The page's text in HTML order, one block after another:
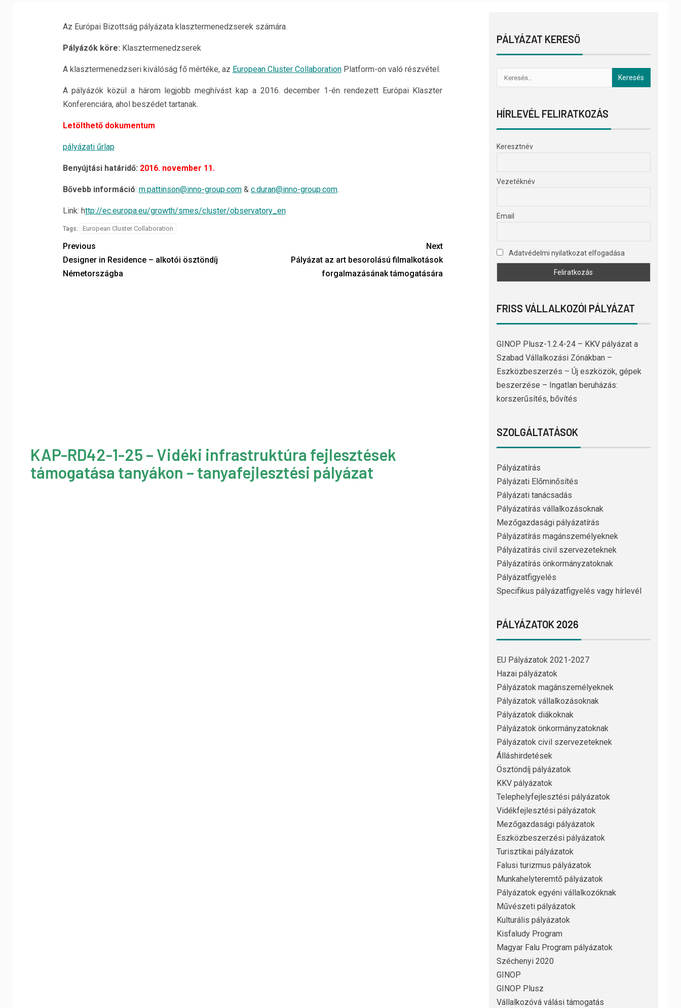
Az Európai Bizottság pályázata klasztermenedzserek számára.
Pályázók köre: Klasztermenedzserek
A klasztermenedzseri kiválóság fő mértéke, az European Cluster CollaborationPlatform-on való részvétel.
A pályázók közül a három legjobb meghívást kap a 2016. december 1-én rendezett Európai Klaszter
Konferenciára, ahol beszédet tartanak.
Letölthető dokumentum
pályázati űrlap
Benyújtási határidő: 2016. november 11.
Bővebb információ: m.pattinson@inno-group.com& c.duran@inno-group.com.
Link: http://ec.europa.eu/growth/smes/cluster/observatory_en
Tags: European Cluster Collaboration
Previous
Designer in Residence – alkotói ösztöndíj
Németországba
Next
Pályázat az art besorolású filmalkotások
forgalmazásának támogatására
KAP-RD42-1-25 – Vidéki infrastruktúra fejlesztések
támogatása tanyákon – tanyafejlesztési pályázat
PÁLYÁZAT KERESŐ
HÍRLEVÉL FELIRATKOZÁS
Keresztnév
Vezetéknév
Email
Adatvédelmi nyilatkozat elfogadása
FRISS VÁLLALKOZÓI PÁLYÁZAT
GINOP Plusz-1.2.4-24 – KKV pályázat a
Szabad Vállalkozási Zónákban –
Eszközbeszerzés – Új eszközök, gépek
beszerzése – Ingatlan beruházás:
korszerűsítés, bővítés
SZOLGÁLTATÁSOK
Pályázatírás
Pályázati Előminősítés
Pályázati tanácsadás
Pályázatírás vállalkozásoknak
Mezőgazdasági pályázatírás
Pályázatírás magánszemélyeknek
Pályázatírás civil szervezeteknek
Pályázatírás önkormányzatoknak
Pályázatfigyelés
Specifikus pályázatfigyelés vagy hírlevél
PÁLYÁZATOK 2026
EU Pályázatok 2021-2027
Hazai pályázatok
Pályázatok magánszemélyeknek
Pályázatok vállalkozásoknak
Pályázatok diákoknak
Pályázatok önkormányzatoknak
Pályázatok civil szervezeteknek
Álláshirdetések
Ösztöndíj pályázatok
KKV pályázatok
Telephelyfejlesztési pályázatok
Vidékfejlesztési pályázatok
Mezőgazdasági pályázatok
Eszközbeszerzési pályázatok
Turisztikai pályázatok
Falusi turizmus pályázatok
Munkahelyteremtő pályázatok
Pályázatok egyéni vállalkozóknak
Művészeti pályázatok
Kulturális pályázatok
Kisfaludy Program
Magyar Falu Program pályázatok
Széchenyi 2020
GINOP
GINOP Plusz
Vállalkozóvá válási támogatás